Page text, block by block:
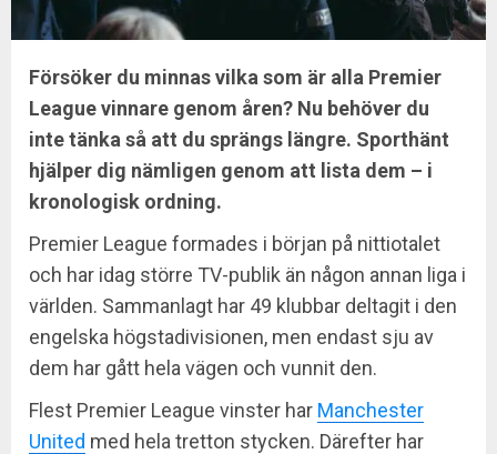
Försöker du minnas vilka som är alla Premier
League vinnare genom åren? Nu behöver du
inte tänka så att du sprängs längre. Sporthänt
hjälper dig nämligen genom att lista dem – i
kronologisk ordning.
Premier League formades i början på nittiotalet
och har idag större TV-publik än någon annan liga i
världen. Sammanlagt har 49 klubbar deltagit i den
engelska högstadivisionen, men endast sju av
dem har gått hela vägen och vunnit den.
Flest Premier League vinster har Manchester
United med hela tretton stycken. Därefter har